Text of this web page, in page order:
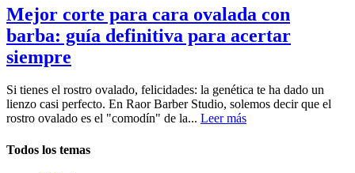
Mejor corte para cara ovalada con
barba: guía definitiva para acertar
siempre
Si tienes el rostro ovalado, felicidades: la genética te ha dado un
lienzo casi perfecto. En Raor Barber Studio, solemos decir que el
rostro ovalado es el "comodín" de la... Leer más
Todos los temas